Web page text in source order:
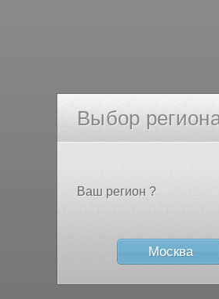
Выбор
Ваш регион ?
Москва